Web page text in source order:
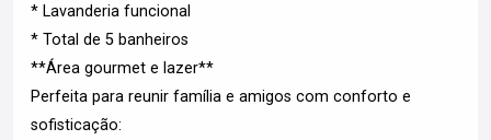
* Lavanderia funcional
* Total de 5 banheiros
**Área gourmet e lazer**
Perfeita para reunir família e amigos com conforto e
sofisticação: